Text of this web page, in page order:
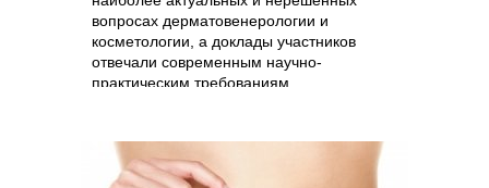
вопросах дерматовенерологии и
косметологии, а доклады участников
отвечали современным научно-
практическим требованиям.